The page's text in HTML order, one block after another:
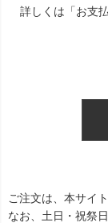
詳しくは「お支
ご注文は、本サイ
なお、土日・祝祭